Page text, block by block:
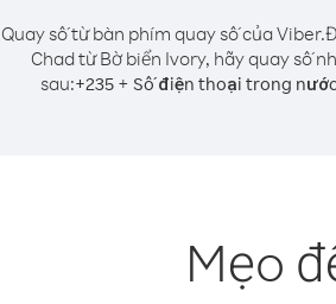
Quay số từ bàn phím quay số của Viber.
Chad từ Bờ biển Ivory, hãy quay số
sau:+235+ Số điện thoại trong nước
Mẹo